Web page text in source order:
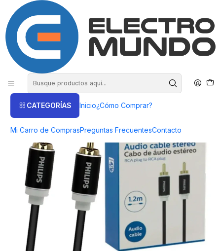
CATEGORÍAS Inicio¿Cómo Comprar?
Mi Carro de ComprasPreguntas FrecuentesContacto
COMPRA HASTA EN 3 CUOTAS SIN INTERES
Inicio Productos AUDIO Accesorios
Cable DE Audio Philips - ElectroMundo.